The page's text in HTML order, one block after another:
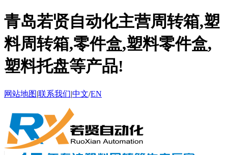
青岛若贤自动化主营周转箱,塑
料周转箱,零件盒,塑料零件盒,
塑料托盘等产品!
网站地图|联系我们|中文/EN